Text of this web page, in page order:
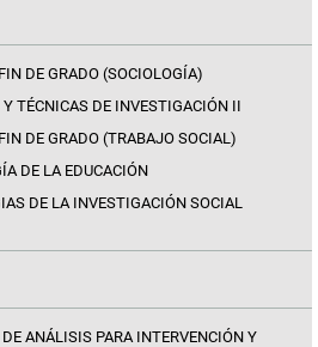
DE GRADO (SOCIOLOGÍA)
TÉCNICAS DE INVESTIGACIÓN II
DE GRADO (TRABAJO SOCIAL)
DE LA EDUCACIÓN
DE LA INVESTIGACIÓN SOCIAL
ANÁLISIS PARA INTERVENCIÓN Y